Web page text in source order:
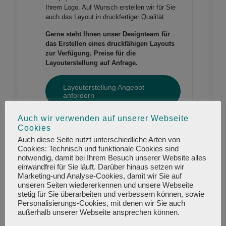
Ihrem Logo. Auf Wunsch erstellen wir für Sie
auch das Layout in druckfertiger Qualität.
Gerne steht Ihnen unser Designteam für
das Erstellen eines druckfähigen Layouts
zur Verfügung. Preise für die
Layouterstellung auf Anfrage.
Layouterstellung Angebot
anfordern
Werbung, die auffällt
Aufkleber, auchSticker genannt sind nicht nur
als Give-away für Ihre Kunden unverzichtbar.
Kennzeichnen Sie Ihre Produkte mit
individuell gestalteten Aufklebern oder
hinterlassen Sie auf Ihren Briefen und
Paketen eine persönliche Botschaft für Ihre
Kunden. Auch für Ihre Außenwerbung sind
unsere Aufkleber bestens geeignet. So
Auch wir verwenden auf unserer Webseite
Cookies
Auch diese Seite nutzt unterschiedliche Arten von
Cookies: Technisch und funktionale Cookies sind
notwendig, damit bei Ihrem Besuch unserer Website alles
einwandfrei für Sie läuft. Darüber hinaus setzen wir
Marketing-und Analyse-Cookies, damit wir Sie auf
unseren Seiten wiedererkennen und unsere Webseite
stetig für Sie überarbeiten und verbessern können, sowie
Personalisierungs-Cookies, mit denen wir Sie auch
außerhalb unserer Webseite ansprechen können.